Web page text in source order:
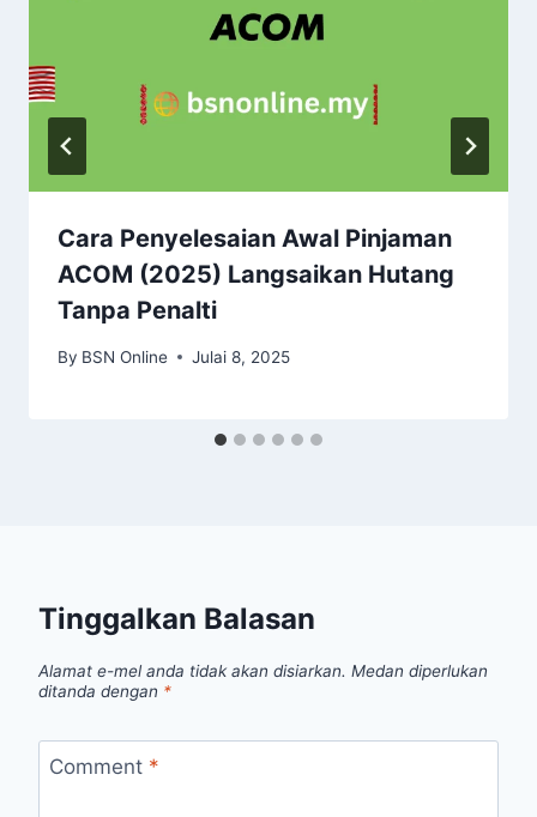
Cara Penyelesaian Awal Pinjaman
ACOM (2025) Langsaikan Hutang
Tanpa Penalti
By BSN Online Julai 8, 2025
Tinggalkan Balasan
Alamat e-mel anda tidak akan disiarkan. Medan diperlukan
ditanda dengan *
Comment *